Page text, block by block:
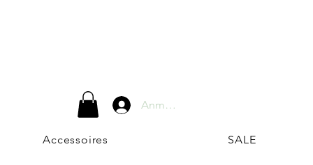
Anmelden
Accessoires SALE